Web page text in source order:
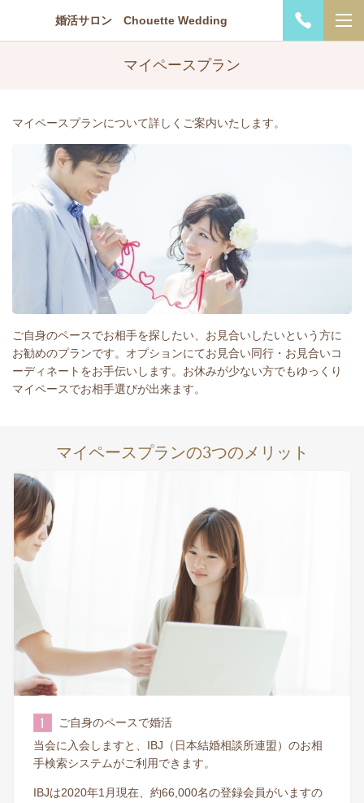
婚活サロン Chouette Wedding
マイペースプラン
マイペースプランについて詳しくご案内いたします。
ご自身のペースでお相手を探したい、お見合いしたいという方に
お勧めのプランです。オプションにてお見合い同行・お見合いコ
ーディネートをお手伝いします。お休みが少ない方でもゆっくり
マイペースでお相手選びが出来ます。
マイペースプランの3つのメリット
1 ご自身のペースで婚活
当会に入会しますと、IBJ（日本結婚相談所連盟）のお相
手検索システムがご利用できます。
IBJは2020年1月現在、約66,000名の登録会員がいますの